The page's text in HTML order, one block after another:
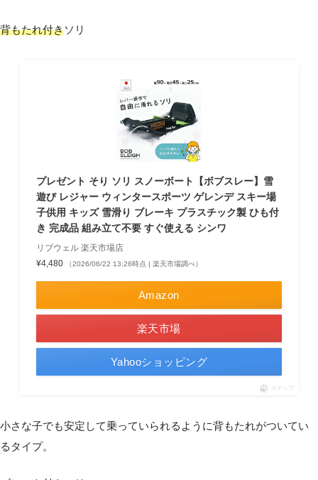
背もたれ付きソリ
プレゼント そり ソリ スノーボート【ボブスレー】雪
遊び レジャー ウィンタースポーツ ゲレンデ スキー場
子供用 キッズ 雪滑り ブレーキ プラスチック製 ひも付
き 完成品 組み立て不要 すぐ使える シンワ
リブウェル 楽天市場店
¥4,480
（2026/06/22 13:26時点 | 楽天市場調べ）
Amazon
楽天市場
Yahooショッピング
ポチップ
小さな子でも安定して乗っていられるように背もたれがついてい
るタイプ。